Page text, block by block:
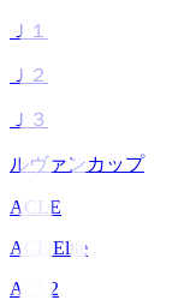
Ｊ１
Ｊ２
Ｊ３
ルヴァンカップ
ACLE
ACL Elite
ACL2